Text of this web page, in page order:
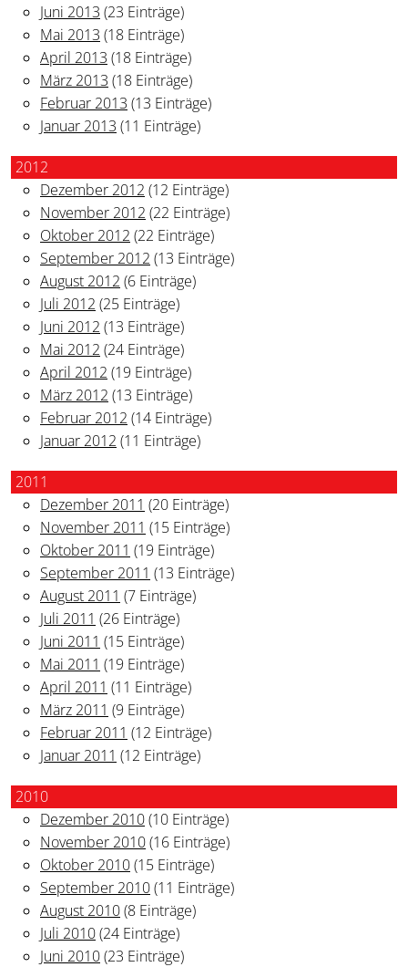
Juni 2013 (23 Einträge)
Mai 2013 (18 Einträge)
April 2013 (18 Einträge)
März 2013 (18 Einträge)
Februar 2013 (13 Einträge)
Januar 2013 (11 Einträge)
2012
Dezember 2012 (12 Einträge)
November 2012 (22 Einträge)
Oktober 2012 (22 Einträge)
September 2012 (13 Einträge)
August 2012 (6 Einträge)
Juli 2012 (25 Einträge)
Juni 2012 (13 Einträge)
Mai 2012 (24 Einträge)
April 2012 (19 Einträge)
März 2012 (13 Einträge)
Februar 2012 (14 Einträge)
Januar 2012 (11 Einträge)
2011
Dezember 2011 (20 Einträge)
November 2011 (15 Einträge)
Oktober 2011 (19 Einträge)
September 2011 (13 Einträge)
August 2011 (7 Einträge)
Juli 2011 (26 Einträge)
Juni 2011 (15 Einträge)
Mai 2011 (19 Einträge)
April 2011 (11 Einträge)
März 2011 (9 Einträge)
Februar 2011 (12 Einträge)
Januar 2011 (12 Einträge)
2010
Dezember 2010(10 Einträge)
November 2010(16 Einträge)
Oktober 2010(15 Einträge)
September 2010(11 Einträge)
August 2010(8 Einträge)
Juli 2010(24 Einträge)
Juni 2010(23 Einträge)